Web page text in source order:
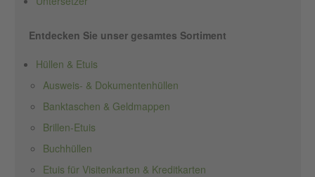
Entdecken Sie unser gesamtes Sortiment
Hüllen & Etuis
Ausweis- & Dokumentenhüllen
Banktaschen & Geldmappen
Brillen-Etuis
Buchhüllen
Etuis für Visitenkarten & Kreditkarten